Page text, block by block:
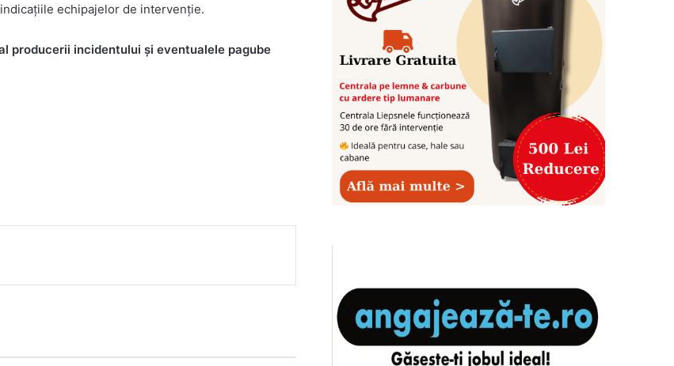
echipajelor de intervenție.
producerii incidentului și eventualele pagube